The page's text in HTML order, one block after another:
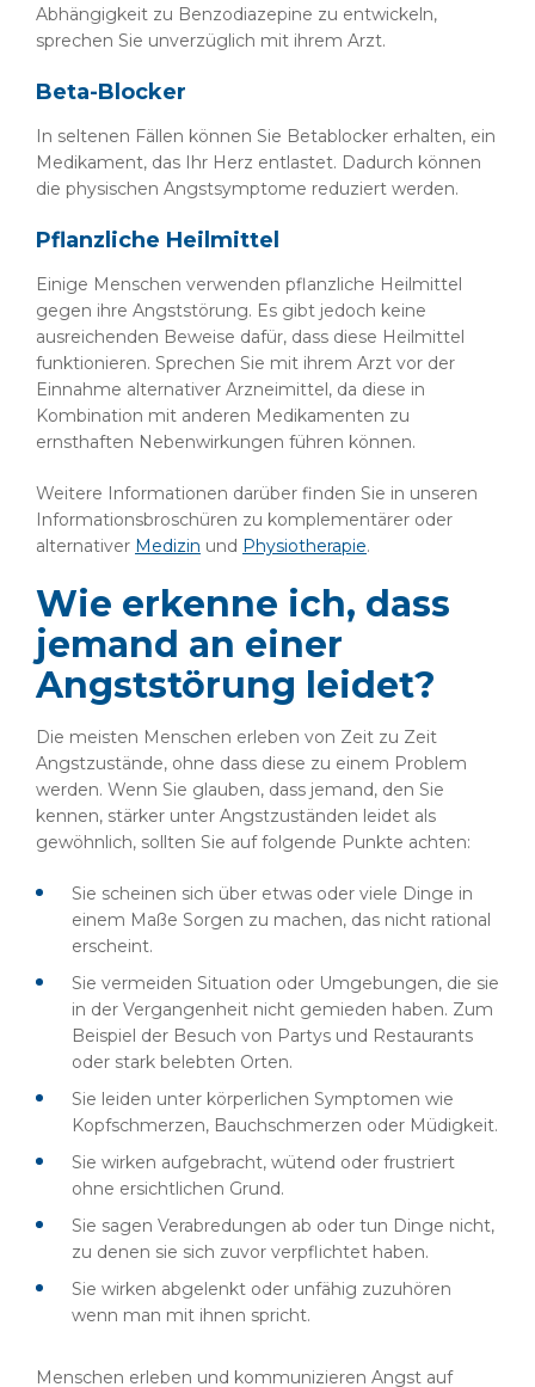
Abhängigkeit zu Benzodiazepine zu entwickeln,
sprechen Sie unverzüglich mit ihrem Arzt.
Beta-Blocker
In seltenen Fällen können Sie Betablocker erhalten, ein
Medikament, das Ihr Herz entlastet. Dadurch können
die physischen Angstsymptome reduziert werden.
Pflanzliche Heilmittel
Einige Menschen verwenden pflanzliche Heilmittel
gegen ihre Angststörung. Es gibt jedoch keine
ausreichenden Beweise dafür, dass diese Heilmittel
funktionieren. Sprechen Sie mit ihrem Arzt vor der
Einnahme alternativer Arzneimittel, da diese in
Kombination mit anderen Medikamenten zu
ernsthaften Nebenwirkungen führen können.
Weitere Informationen darüber finden Sie in unseren
Informationsbroschüren zu komplementärer oder
alternativer Medizin und Physiotherapie.
Wie erkenne ich, dass
jemand an einer
Angststörung leidet?
Die meisten Menschen erleben von Zeit zu Zeit
Angstzustände, ohne dass diese zu einem Problem
werden. Wenn Sie glauben, dass jemand, den Sie
kennen, stärker unter Angstzuständen leidet als
gewöhnlich, sollten Sie auf folgende Punkte achten:
Sie scheinen sich über etwas oder viele Dinge in
einem Maße Sorgen zu machen, das nicht rational
erscheint.
Sie vermeiden Situation oder Umgebungen, die sie
in der Vergangenheit nicht gemieden haben. Zum
Beispiel der Besuch von Partys und Restaurants
oder stark belebten Orten.
Sie leiden unter körperlichen Symptomen wie
Kopfschmerzen, Bauchschmerzen oder Müdigkeit.
Sie wirken aufgebracht, wütend oder frustriert
ohne ersichtlichen Grund.
Sie sagen Verabredungen ab oder tun Dinge nicht,
zu denen sie sich zuvor verpflichtet haben.
Sie wirken abgelenkt oder unfähig zuzuhören
wenn man mit ihnen spricht.
Menschen erleben und kommunizieren Angst auf